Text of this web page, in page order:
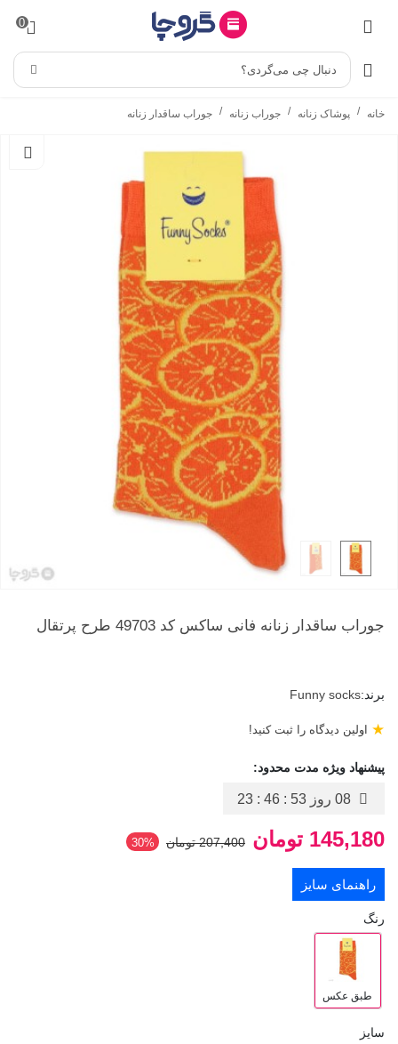
0
دنبال چی می‌گردی؟
خانه / پوشاک زنانه / جوراب زنانه / جوراب ساقدار زنانه
جوراب ساقدار زنانه فانی ساکس کد 49703 طرح پرتقال
برند:Funny socks
اولین دیدگاه را ثبت کنید! ★
پیشنهاد ویژه مدت محدود:
08 روز 23 : 46 : 53
145,180 تومان 207,400 تومان ‎30%
راهنمای سایز
رنگ
طبق عکس
سایز